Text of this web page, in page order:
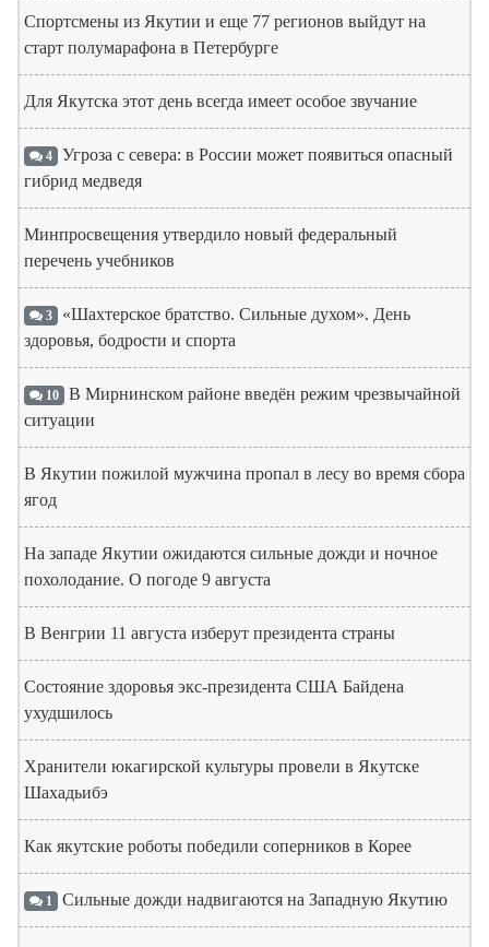
Спортсмены из Якутии и еще 77 регионов выйдут на
старт полумарафона в Петербурге
Для Якутска этот день всегда имеет особое звучание
4 Угроза с севера: в России может появиться опасный
гибрид медведя
Минпросвещения утвердило новый федеральный
перечень учебников
3 «Шахтерское братство. Сильные духом». День
здоровья, бодрости и спорта
10 В Мирнинском районе введён режим чрезвычайной
ситуации
В Якутии пожилой мужчина пропал в лесу во время сбора
ягод
На западе Якутии ожидаются сильные дожди и ночное
похолодание. О погоде 9 августа
В Венгрии 11 августа изберут президента страны
Состояние здоровья экс-президента США Байдена
ухудшилось
Хранители юкагирской культуры провели в Якутске
Шахадьибэ
Как якутские роботы победили соперников в Корее
1 Сильные дожди надвигаются на Западную Якутию